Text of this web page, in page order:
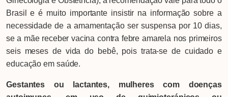
Brasil e é muito importante insistir na informação sobre a
necessidade de a amamentação ser suspensa por 10 dias,
se a mãe receber vacina contra febre amarela nos primeiros
seis meses de vida do bebê, pois trata-se de cuidado e
educação em saúde.
Gestantes ou lactantes, mulheres com doenças